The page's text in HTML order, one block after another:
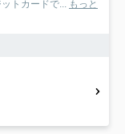
トカードで...
もっと